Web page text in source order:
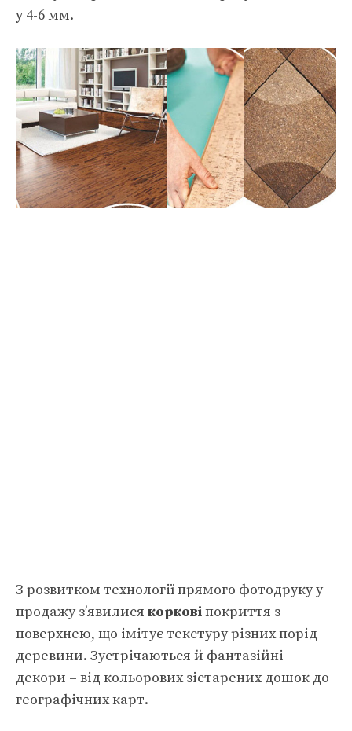
у 4-6 мм.
З розвитком технології прямого фотодруку у
продажу з’явилися корковіпокриття з
поверхнею, що імітує текстуру різних порід
деревини. Зустрічаються й фантазійні
декори – від кольорових зістарених дошок до
географічних карт.